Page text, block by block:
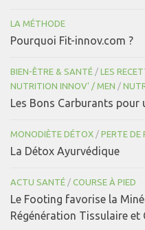
LA MÉTHODE
Pourquoi Fit-innov.com ?
BIEN-ÊTRE & SANTÉ / LES
NUTRITION INNOV' / MEN /
Les Bons Carburants pour
MONODIÈTE DÉTOX / PERTE DE
La Détox Ayurvédique
ACTU SANTÉ / COURSE À PIED
Le Footing favorise la
Régénération Tissulaire et